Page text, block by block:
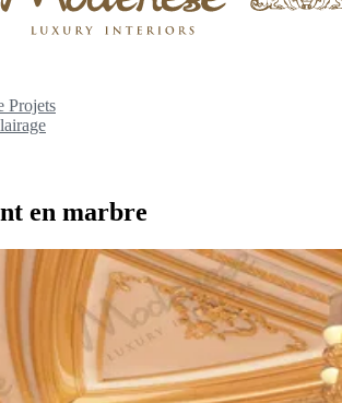
Projets
en marbre